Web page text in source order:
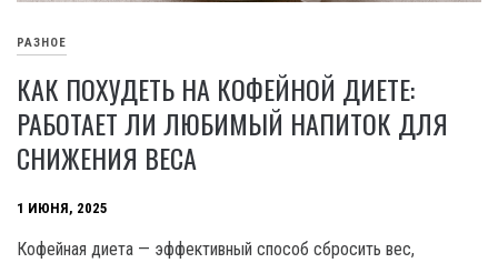
РАЗНОЕ
КАК ПОХУДЕТЬ НА КОФЕЙНОЙ ДИЕТЕ:
РАБОТАЕТ ЛИ ЛЮБИМЫЙ НАПИТОК ДЛЯ
СНИЖЕНИЯ ВЕСА
1 ИЮНЯ, 2025
Кофейная диета — эффективный способ сбросить вес,